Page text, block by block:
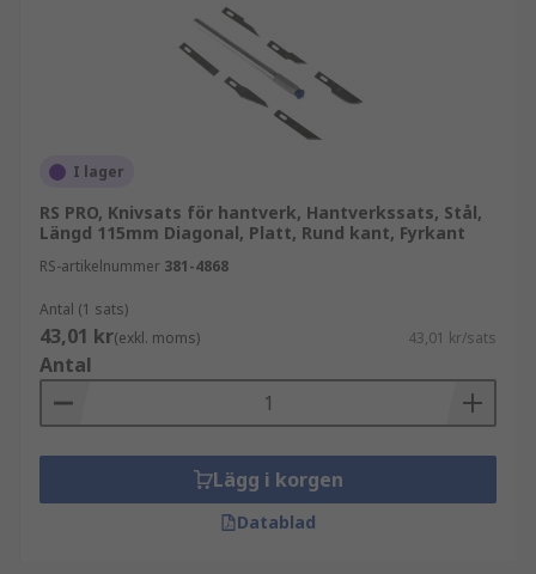
I lager
RS PRO, Knivsats för hantverk, Hantverkssats, Stål,
Längd 115mm Diagonal, Platt, Rund kant, Fyrkant
RS-artikelnummer 381-4868
Antal (1 sats)
43,01 kr(exkl. moms) 43,01 kr/sats
Antal
Lägg i korgen
Datablad